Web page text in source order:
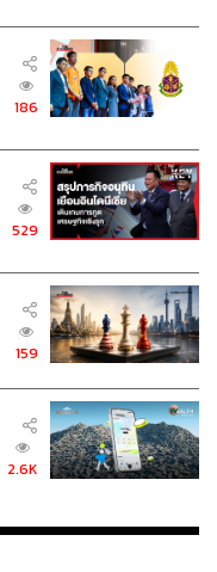
186
529
159
2.6K